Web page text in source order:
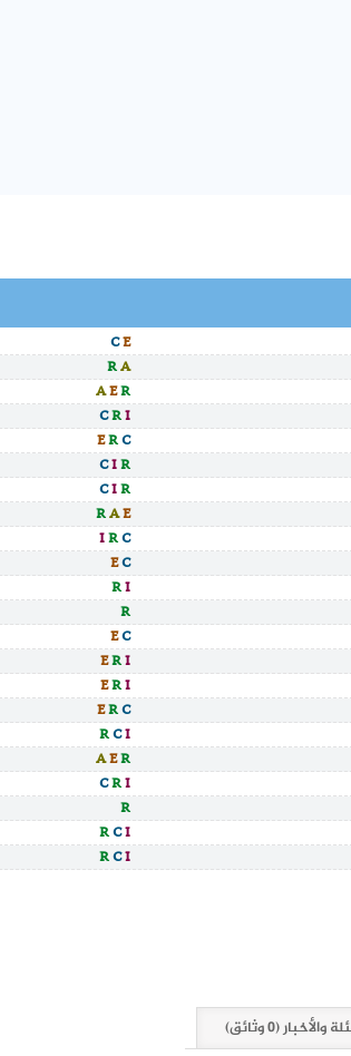
CE
RA
AER
CRI
ERC
CIR
CIR
RAE
IRC
EC
RI
R
EC
ERI
ERI
ERC
RCI
AER
CRI
R
RCI
RCI
(0 وثائق)